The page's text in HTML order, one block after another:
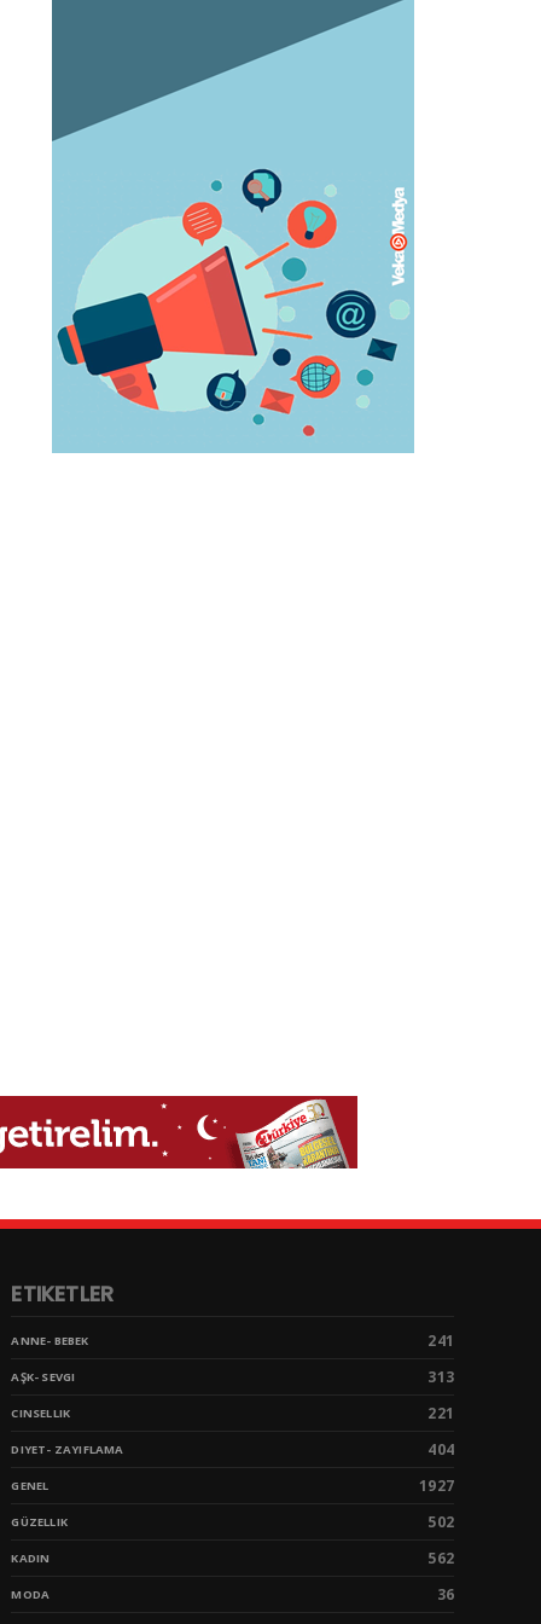
Orgazm olan kadınlar daha çabuk
May 05, 2023
ETIKETLER
ANNE- BEBEK 241
AŞK- SEVGI 313
CINSELLIK 221
DIYET- ZAYIFLAMA 404
GENEL 1927
GÜZELLIK 502
KADIN 562
MODA 36